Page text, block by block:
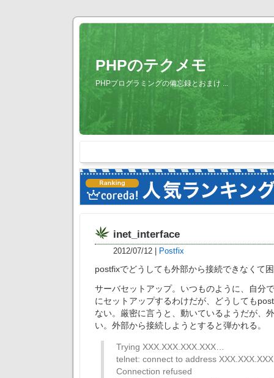
PHPのテクメモ
PHPプログラミングの備忘録とおまけ ...
inet_interface
2012/07/12 Postfix
postfixでどうしても外部から接続できなくて
サーバセットアップ。いつものように、自分
にセットアップするわけだが、どうしても
ない。厳密に言うと、動いているようだが、
い。外部から接続しようとすると弾かれる。
Trying XXX.XXX.XXX.XXX…
telnet: connect to address
Connection refused